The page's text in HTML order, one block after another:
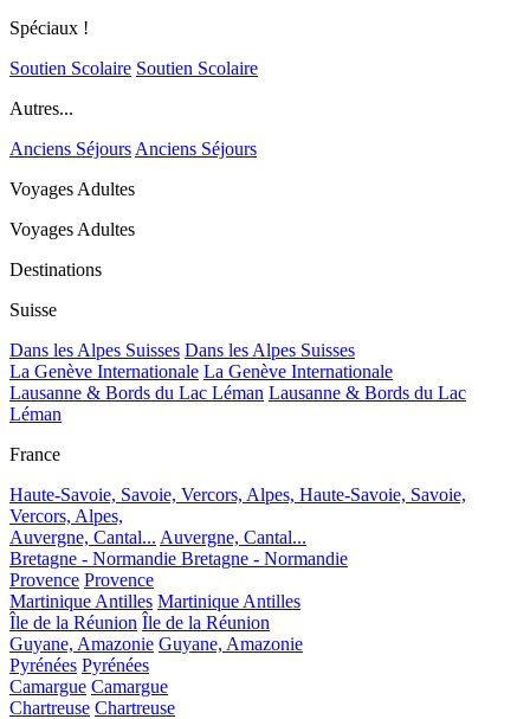
Spéciaux !
Soutien Scolaire Soutien Scolaire
Autres...
Anciens SéjoursAnciens Séjours
Voyages Adultes
Voyages Adultes
Destinations
Suisse
Dans les Alpes Suisses Dans les Alpes Suisses
La Genève Internationale La Genève Internationale
Lausanne & Bords du Lac Léman Lausanne & Bords du Lac
Léman
France
Haute-Savoie, Savoie, Vercors, Alpes, Haute-Savoie, Savoie,
Vercors, Alpes,
Auvergne, Cantal... Auvergne, Cantal...
Bretagne - Normandie Bretagne - Normandie
Provence Provence
Martinique Antilles Martinique Antilles
Île de la Réunion Île de la Réunion
Guyane, Amazonie Guyane, Amazonie
Pyrénées Pyrénées
Camargue Camargue
Chartreuse Chartreuse